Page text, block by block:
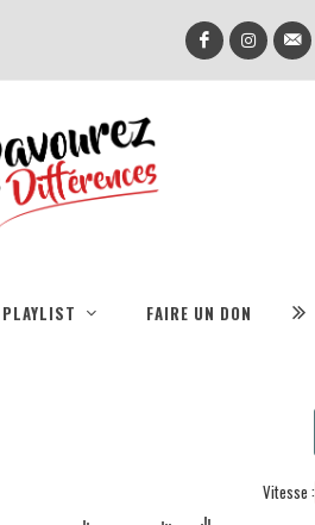
PLAYLIST FAIRE UN DON
Vitesse :